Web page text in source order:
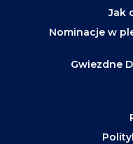
Jak
Nominacje w
Gwiezdne